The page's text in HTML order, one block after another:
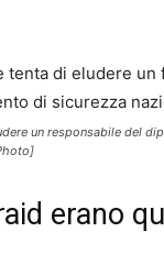
un responsabile del
erano